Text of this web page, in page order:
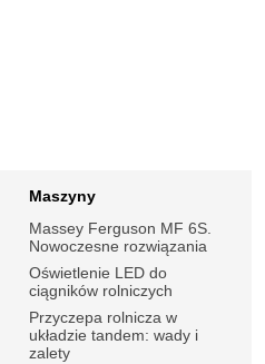
Maszyny
Massey Ferguson MF 6S.
Nowoczesne rozwiązania
Oświetlenie LED do
ciągników rolniczych
Przyczepa rolnicza w
układzie tandem: wady i
zalety